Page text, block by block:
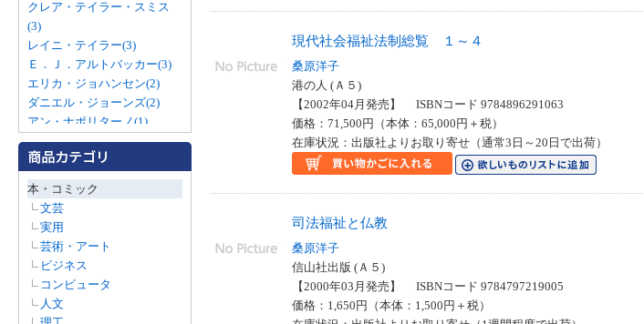
クレア・テイラー・スミス
(3)
レイニ・テイラー(3)
Ｅ．Ｊ．アルトバッカー(3)
エリカ・ジョハンセン(2)
ダニエル・ジョーンズ(2)
アン・ナポリターノ(1)
クライヴ・ギフォード(1)
シェリー・リード(1)
シャーロット・ギラン(1)
シーグリッド・ヌーネス(1)
ジェームズ・ドイル(1)
ジャネット・ケイ(1)
チャールズ・Ｊ．シールズ
ドナ・ジョー・ナポリ(1)
マックス・ポーター(1)
本・コミック
文芸
実用
芸術・アート
ビジネス
コンピュータ
人文
現代社会福祉法制総覧 １～４
桑原洋子
港の人 (Ａ５)
【2002年04月発売】 ISBNコード 9784896291063
価格：71,500円（本体：65,000円＋税）
在庫状況：出版社よりお取り寄せ（通常3日～20日で出荷）
司法福祉と仏教
桑原洋子
信山社出版 (Ａ５)
【2000年03月発売】 ISBNコード 9784797219005
価格：1,650円（本体：1,500円＋税）